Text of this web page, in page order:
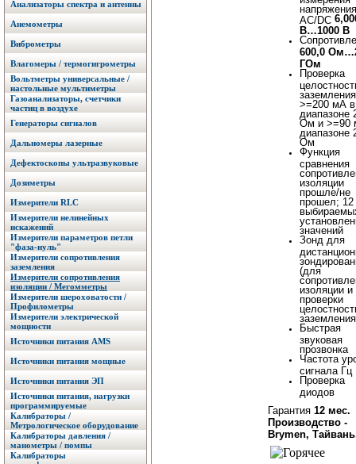
Анализаторы спектра и антенны
Анемометры
Виброметры
Влагомеры / термогигрометры
Вольтметры универсальные /
настольные мультиметры
Газоанализаторы, счетчики
частиц в воздухе
Генераторы сигналов
Дальномеры лазерные
Дефектоскопы ультразвуковые
Дозиметры
Измерители RLC
Измерители нелинейных
искажений
Измерители параметров петли
"фаза-нуль"
Измерители сопротивления
заземления
Измерители сопротивления
изоляции / Мегомметры
Измерители шероховатости /
Профилометры
Измерители электрической
мощности
Источники питания AMS
Источники питания мощные
Источники питания ЭП
Источники питания, нагрузки
программируемые
Калибраторы /
Метрологическое оборудование
Калибраторы давления /
манометры / помпы
Калибраторы
напряжения
AC/DC
В…1000 В
600,0
ГОм
Проверка
>=200 мА в
диапазоне
Ом и >=90
диапазоне
Ом
Функция
сравнения
изоляции
прошле/не
прошел; 12
значений
Зонд для
(для
изоляции и
проверки
Быстрая
звуковая
прозвонка
Частота
сигнала Гц
Проверка
диодов
Гарантия 12 мес.
Производство -
Brymen,